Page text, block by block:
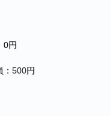
円
：500円